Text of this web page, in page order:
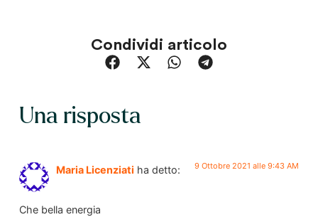
Condividi articolo
Una risposta
Maria Licenziati ha detto: 9 Ottobre 2021 alle 9:43 AM
Che bella energia